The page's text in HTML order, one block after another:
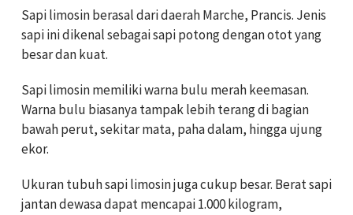
Sapi limosin berasal dari daerah Marche, Prancis. Jenis
sapi ini dikenal sebagai sapi potong dengan otot yang
besar dan kuat.
Sapi limosin memiliki warna bulu merah keemasan.
Warna bulu biasanya tampak lebih terang di bagian
bawah perut, sekitar mata, paha dalam, hingga ujung
ekor.
Ukuran tubuh sapi limosin juga cukup besar. Berat sapi
jantan dewasa dapat mencapai 1.000 kilogram,